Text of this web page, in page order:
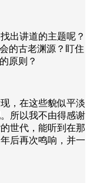
出讲道的主题呢？
的古老渊源？盯住
原则？
，在这些貌似平淡
所以我不由得感谢
世代，能听到在那
后再次鸣响，并一